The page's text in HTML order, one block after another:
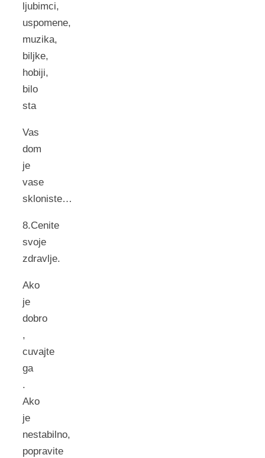
ljubimci,
uspomene,
muzika,
biljke,
hobiji,
bilo
sta
Vas
dom
je
vase
skloniste…
8.Cenite
svoje
zdravlje.
Ako
je
dobro
,
cuvajte
ga
.
Ako
je
nestabilno,
popravite